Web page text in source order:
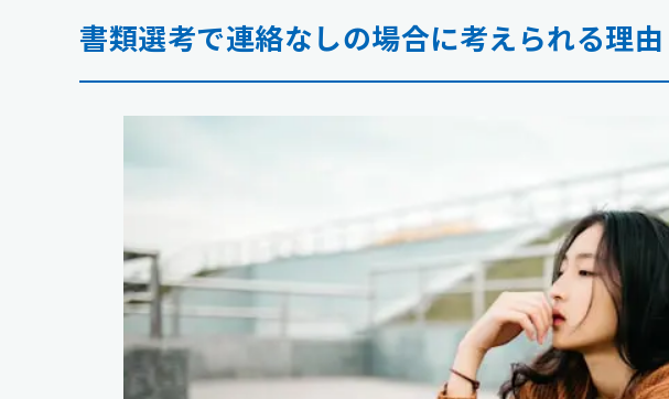
書類選考で連絡なしの場合に考えられる理由